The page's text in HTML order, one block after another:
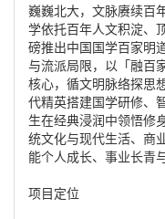
巍巍北大，文脉赓续百
学依托百年人文积淀、
磅推出中国国学百家明
与流派局限，以「融百
核心，循文明脉络探思
代精英搭建国学研修、
生在经典浸润中领悟修
统文化与现代生活、商
能个人成长、事业长青
项目定位